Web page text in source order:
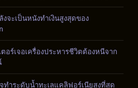
งจะเป็นหนังทำเงินสูงสุดของ
อร์เจอเครื่องประหารชีวิตต้องหนีจาก
จทำระดับน้ำทะเลแคลิฟอร์เนียสูงที่สุด